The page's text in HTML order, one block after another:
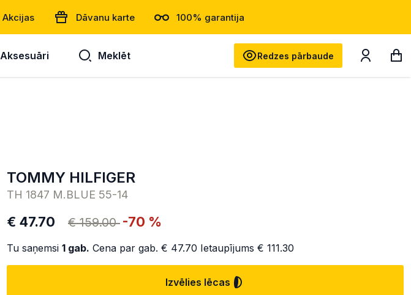
Akcijas Dāvanu karte 100% garantija
Aksesuāri Meklēt Redzes pārbaude
TOMMY HILFIGER
TH 1847 M.BLUE 55-14
€ 47.70 € 159.00 -70 %
Tu saņemsi 1 gab. Cena par gab. € 47.70 Ietaupījums € 111.30
Izvēlies lēcas